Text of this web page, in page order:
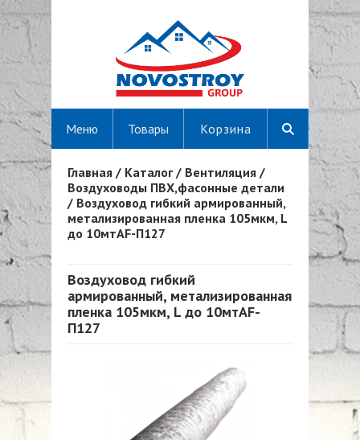
Корзина
Меню Товары
Вы здесь
Главная / Каталог / Вентиляция /
Воздуховоды ПВХ,фасонные детали
/ Воздуховод гибкий армированный,
метализированная пленка 105мкм, L
до 10мтAF-П127
Воздуховод гибкий
армированный, метализированная
пленка 105мкм, L до 10мтAF-
П127